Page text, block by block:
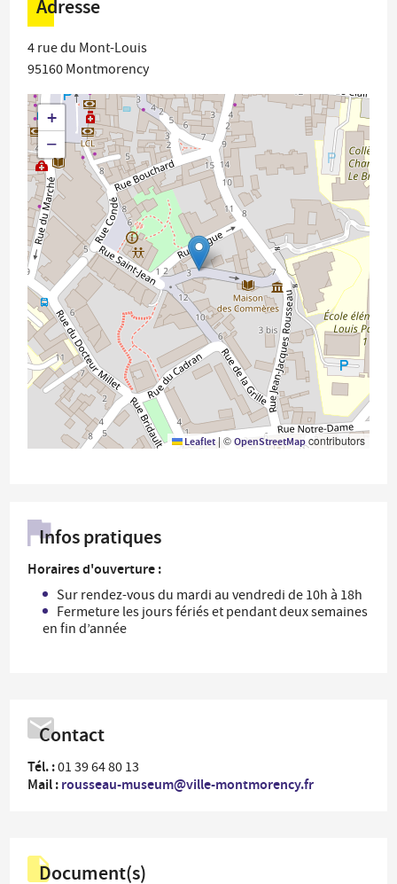
Adresse
4 rue du Mont-Louis
95160 Montmorency
+
−
Leaflet | ©OpenStreetMapcontributors
Infos pratiques
Horaires d'ouverture :
Sur rendez-vous du mardi au vendredi de 10h à 18h
Fermeture les jours fériés et pendant deux semaines
en fin d’année
Contact
Tél. :01 39 64 80 13
Mail :rousseau-museum@ville-montmorency.fr
Document(s)